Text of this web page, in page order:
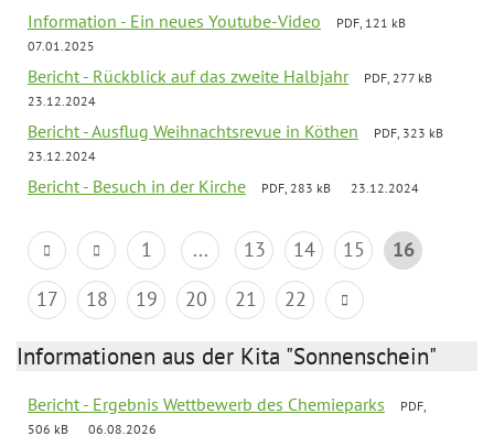
Information - Ein neues Youtube-Video
PDF, 121 kB
07.01.2025
Bericht - Rückblick auf das zweite Halbjahr
PDF, 277 kB
23.12.2024
Bericht - Ausflug Weihnachtsrevue in Köthen
PDF, 323 kB
23.12.2024
Bericht - Besuch in der Kirche PDF, 283 kB 23.12.2024
1 ... 13 14 15
16
17
18 19 20 21 22
Informationen aus der Kita "Sonnenschein"
Bericht - Ergebnis Wettbewerb des Chemieparks
PDF,
506 kB
06.08.2026